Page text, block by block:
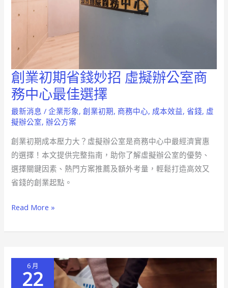
創業初期省錢妙招 虛擬辦公室商
務中心最佳選擇
最新消息 /企業形象,創業初期, 商務中心, 成本效益,省錢, 虛
擬辦公室,辦公方案
創業初期成本壓力大？虛擬辦公室是商務中心中最經濟實惠
的選擇！本文提供完整指南，助你了解虛擬辦公室的優勢、
選擇關鍵因素、熱門方案推薦及額外考量，輕鬆打造高效又
省錢的創業起點。
創
業
初
期
錢
妙
招
虛
辦
Read More »
6 月
22